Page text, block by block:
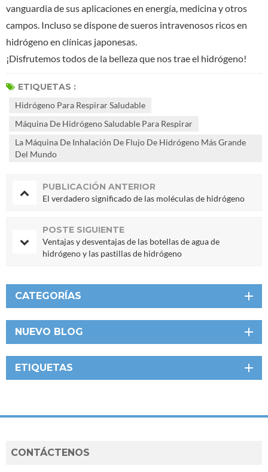
vanguardia de sus aplicaciones en energía, medicina y otros
campos. Incluso se dispone de sueros intravenosos ricos en
hidrógeno en clínicas japonesas.
¡Disfrutemos todos de la belleza que nos trae el hidrógeno!
ETIQUETAS :
Hidrógeno Para Respirar Saludable
Máquina De Hidrógeno Saludable Para Respirar
La Máquina De Inhalación De Flujo De Hidrógeno Más Grande
Del Mundo
PUBLICACIÓN ANTERIOR
El verdadero significado de las moléculas de hidrógeno
POSTE SIGUIENTE
Ventajas y desventajas de las botellas de agua de
hidrógeno y las pastillas de hidrógeno
CATEGORÍAS
NUEVO BLOG
ETIQUETAS
CONTÁCTENOS